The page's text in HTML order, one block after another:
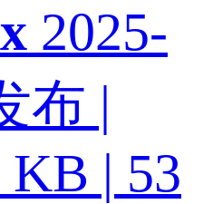
2025-
布 |
KB | 53